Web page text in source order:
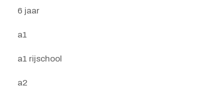
6 jaar
a1
a1 rijschool
a2